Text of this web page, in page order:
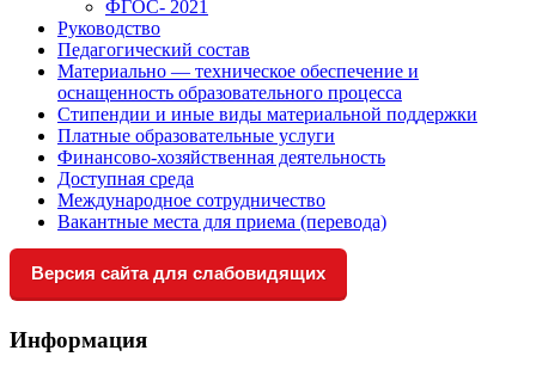
ФГОС- 2021
Руководство
Педагогический состав
Материально — техническое обеспечение и
оснащенность образовательного процесса
Стипендии и иные виды материальной поддержки
Платные образовательные услуги
Финансово-хозяйственная деятельность
Доступная среда
Международное сотрудничество
Вакантные места для приема (перевода)
Версия сайта для слабовидящих
Информация